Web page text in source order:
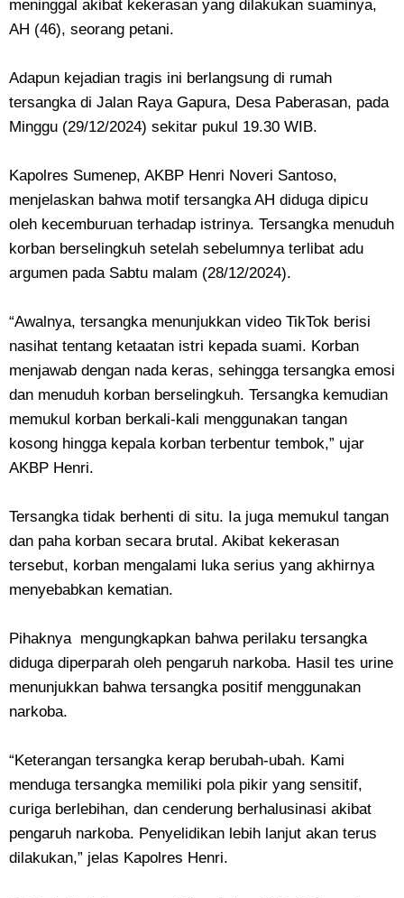
meninggal akibat kekerasan yang dilakukan suaminya,
AH (46), seorang petani.
Adapun kejadian tragis ini berlangsung di rumah
tersangka di Jalan Raya Gapura, Desa Paberasan, pada
Minggu (29/12/2024) sekitar pukul 19.30 WIB.
Kapolres Sumenep, AKBP Henri Noveri Santoso,
menjelaskan bahwa motif tersangka AH diduga dipicu
oleh kecemburuan terhadap istrinya. Tersangka menuduh
korban berselingkuh setelah sebelumnya terlibat adu
argumen pada Sabtu malam (28/12/2024).
“Awalnya, tersangka menunjukkan video TikTok berisi
nasihat tentang ketaatan istri kepada suami. Korban
menjawab dengan nada keras, sehingga tersangka emosi
dan menuduh korban berselingkuh. Tersangka kemudian
memukul korban berkali-kali menggunakan tangan
kosong hingga kepala korban terbentur tembok,” ujar
AKBP Henri.
Tersangka tidak berhenti di situ. Ia juga memukul tangan
dan paha korban secara brutal. Akibat kekerasan
tersebut, korban mengalami luka serius yang akhirnya
menyebabkan kematian.
Pihaknya mengungkapkan bahwa perilaku tersangka
diduga diperparah oleh pengaruh narkoba. Hasil tes urine
menunjukkan bahwa tersangka positif menggunakan
narkoba.
“Keterangan tersangka kerap berubah-ubah. Kami
menduga tersangka memiliki pola pikir yang sensitif,
curiga berlebihan, dan cenderung berhalusinasi akibat
pengaruh narkoba. Penyelidikan lebih lanjut akan terus
dilakukan,” jelas Kapolres Henri.